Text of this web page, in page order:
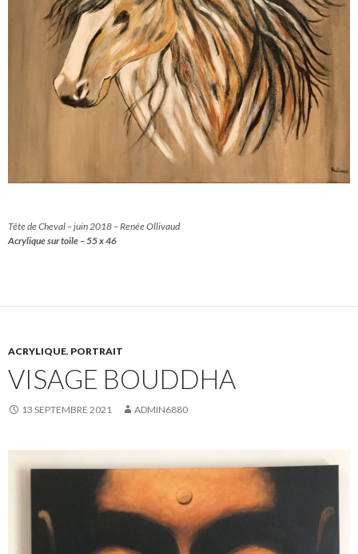
Tête de Cheval – juin 2018 – Renée Ollivaud
Acrylique sur toile – 55 x 46
ACRYLIQUE, PORTRAIT
VISAGE BOUDDHA
13 SEPTEMBRE 2021 ADMIN6880